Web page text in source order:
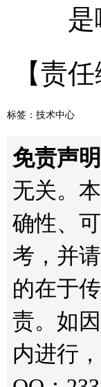
是啊
【责
标签： 技术中心
免责声明
无关。
确性、
考，并
的在于
责。如
内进行